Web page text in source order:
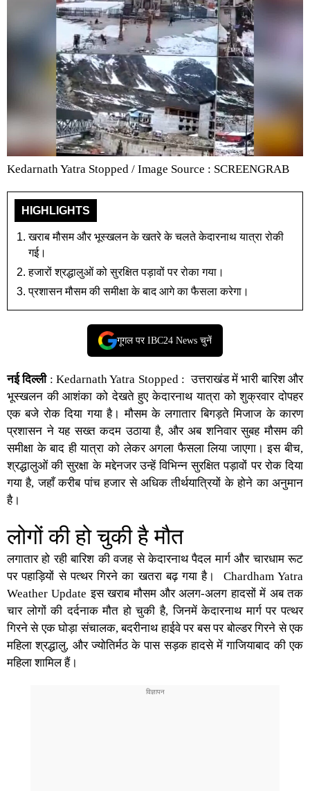
Kedarnath Yatra Stopped / Image Source : SCREENGRAB
HIGHLIGHTS
खराब मौसम और भूस्खलन के खतरे के चलते केदारनाथ यात्रा रोकी
गई।
हजारों श्रद्धालुओं को सुरक्षित पड़ावों पर रोका गया।
प्रशासन मौसम की समीक्षा के बाद आगे का फैसला करेगा।
गूगल पर IBC24 News चुनें
नई दिल्ली : Kedarnath Yatra Stopped: उत्तराखंड में भारी बारिश और
भूस्खलन की आशंका को देखते हुए केदारनाथ यात्रा को शुक्रवार दोपहर
एक बजे रोक दिया गया है। मौसम के लगातार बिगड़ते मिजाज के कारण
प्रशासन ने यह सख्त कदम उठाया है, और अब शनिवार सुबह मौसम की
समीक्षा के बाद ही यात्रा को लेकर अगला फैसला लिया जाएगा। इस बीच,
श्रद्धालुओं की सुरक्षा के मद्देनजर उन्हें विभिन्न सुरक्षित पड़ावों पर रोक दिया
गया है, जहाँ करीब पांच हजार से अधिक तीर्थयात्रियों के होने का अनुमान
है।
लोगों की हो चुकी है मौत
लगातार हो रही बारिश की वजह से केदारनाथ पैदल मार्ग और चारधाम रूट
पर पहाड़ियों से पत्थर गिरने का खतरा बढ़ गया है। Chardham Yatra
Weather Update इस खराब मौसम और अलग-अलग हादसों में अब तक
चार लोगों की दर्दनाक मौत हो चुकी है, जिनमें केदारनाथ मार्ग पर पत्थर
गिरने से एक घोड़ा संचालक, बदरीनाथ हाईवे पर बस पर बोल्डर गिरने से एक
महिला श्रद्धालु, और ज्योतिर्मठ के पास सड़क हादसे में गाजियाबाद की एक
महिला शामिल हैं।